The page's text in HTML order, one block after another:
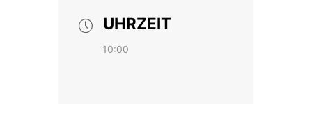
UHRZEIT
10:00